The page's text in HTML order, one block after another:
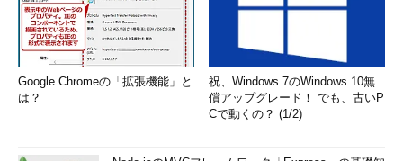
Google Chromeの「拡張機能」と
は？
祝、Windows 7のWindows 10無
償アップグレード！ でも、古いP
Cで動くの？ (1/2)